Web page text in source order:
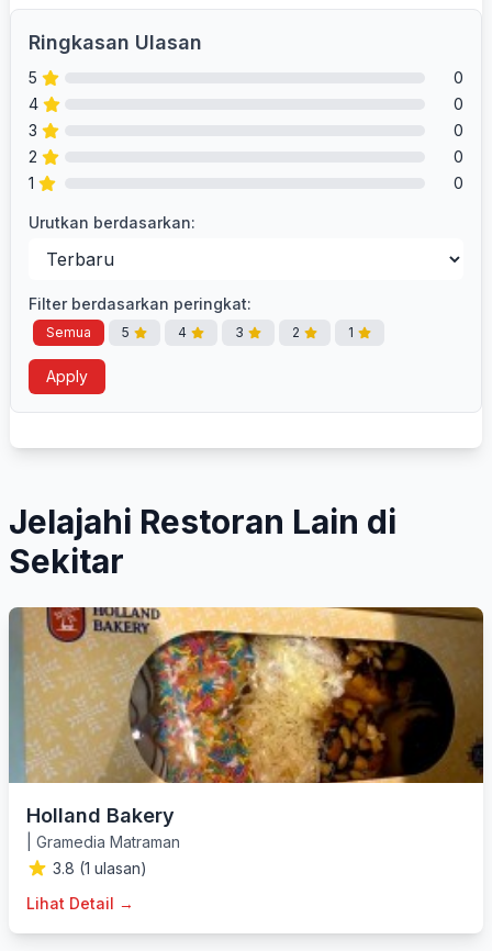
Ringkasan Ulasan
5
0
4
0
3
0
2
0
1
0
Urutkan berdasarkan:
Filter berdasarkan peringkat:
Semua 5 4 3 2 1
Apply
Jelajahi Restoran Lain di
Sekitar
Holland Bakery
Gramedia Matraman
3.8 (1 ulasan)
Lihat Detail →